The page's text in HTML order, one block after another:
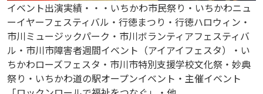
イベント出演実績・・・いちかわ市民祭り・いちかわニュ
ーイヤーフェスティバル・行徳まつり・行徳ハロウィン・
市川ミュージックパーク・市川ボランティアフェスティバ
ル・市川市障害者週間イベント（アイアイフェスタ）・い
ちかわローズフェスタ・市川市特別支援学校文化祭・妙典
祭り・いちかわ道の駅オープンイベント・主催イベント